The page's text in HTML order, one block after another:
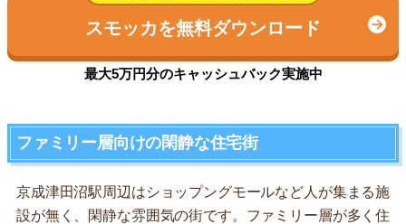
スモッカを無料ダウンロード
最大5万円分のキャッシュバック実施中
ファミリー層向けの閑静な住宅街
京成津田沼駅周辺はショップングモールなど人が集まる施
設が無く、閑静な雰囲気の街です。ファミリー層が多く住